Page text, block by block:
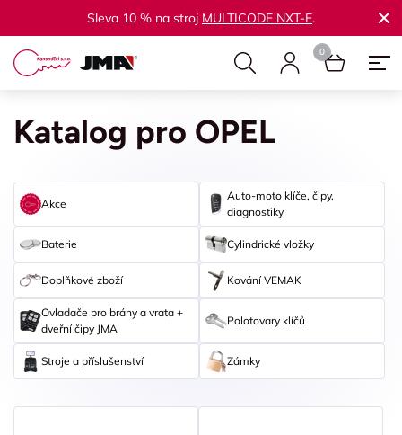
Sleva 10 % na stroj MULTICODE NXT-E.
Katalog pro OPEL
Akce
Auto-moto klíče, čipy,
diagnostiky
Baterie Cylindrické vložky
Doplňkové zboží Kování VEMAK
Ovladače pro brány a vrata +
dveřní čipy JMA
Polotovary klíčů
Stroje a příslušenství Zámky